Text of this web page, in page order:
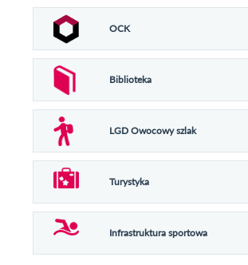
OCK
Biblioteka
LGD Owocowy szlak
Turystyka
Infrastruktura sportowa